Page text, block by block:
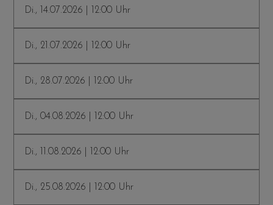
Di., 14.07.2026 | 12:00 Uhr
Di., 21.07.2026 | 12:00 Uhr
Di., 28.07.2026 | 12:00 Uhr
Di., 04.08.2026 | 12:00 Uhr
Di., 11.08.2026 | 12:00 Uhr
Di., 25.08.2026 | 12:00 Uhr